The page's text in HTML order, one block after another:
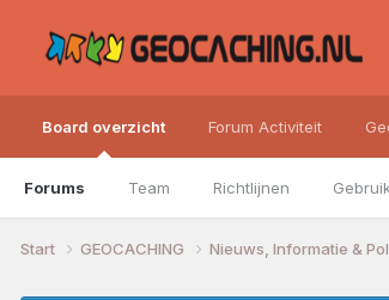
Board overzicht
Forums Team Richtlijnen
Forum Activiteit
Start GEOCACHING Nieuws, Informatie &